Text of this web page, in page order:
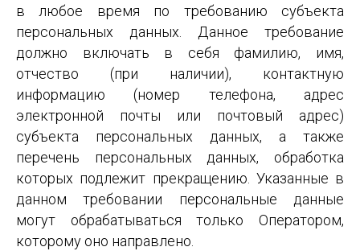
в любое время по требованию субъекта
персональных данных. Данное требование
должно включать в себя фамилию, имя,
отчество (при наличии), контактную
информацию (номер телефона, адрес
электронной почты или почтовый адрес)
субъекта персональных данных, а также
перечень персональных данных, обработка
которых подлежит прекращению. Указанные в
данном требовании персональные данные
могут обрабатываться только Оператором,
которому оно направлено.